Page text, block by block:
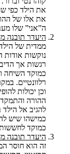
את הילד כפי
את אלו של
ה”אני” שלו
היעדר תובנה
ממדית של
נוקשות אודות
רגשות אך
כמוקד השיחה
רלוונטיים.
וכן יכולות
ההורה
להגיב אל
כמישהו שיש
כמוקד
היעדר תובנה
זה הוא חוסר